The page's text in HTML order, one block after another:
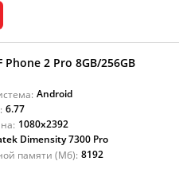
2 Pro 8GB/256GB
Android
6.77
1080x2392
Dimensity 7300 Pro
памяти (Мб): 8192